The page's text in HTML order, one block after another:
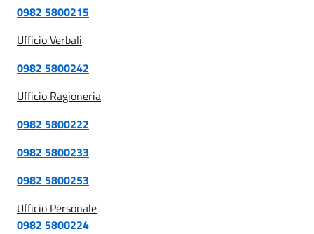
0982 5800215
Ufficio Verbali
0982 5800242
Ufficio Ragioneria
0982 5800222
0982 5800233
0982 5800253
Ufficio Personale
0982 5800224